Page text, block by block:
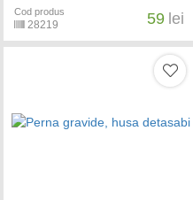
Cod produs
28219 59 lei